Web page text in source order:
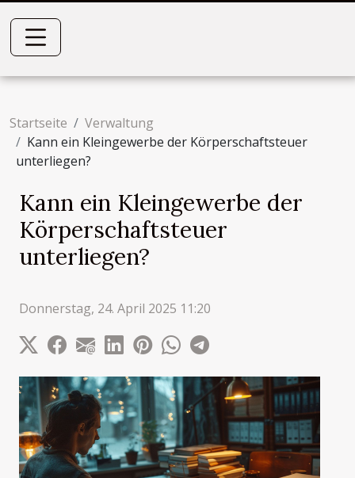
Startseite
Verwaltung
Kann ein Kleingewerbe der Körperschaftsteuer
unterliegen?
Kann ein Kleingewerbe der
Körperschaftsteuer
unterliegen?
Donnerstag, 24. April 2025 11:20